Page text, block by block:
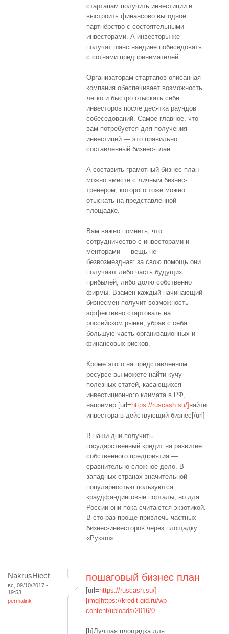
стартапам получить инвестиции и
выстроить финансово выгодное
партнёрство с состоятельными
инвесторами. А инвесторы же
получат шанс наедине побеседовать
с сотнями предпринимателей.
Организаторам стартапов описанная
компания обеспечивает возможность
легко и быстро отыскать себе
инвесторов после десятка раундов
собеседований. Самое главное, что
вам потребуется для получения
инвестиций — это правильно
составленный бизнес-план.
А составить грамотный бизнес план
можно вместе с личным бизнес-
тренером, которого тоже можно
отыскать на представленной
площадке.
Вам важно помнить, что
сотрудничество с инвесторами и
менторами — вещь не
безвозмездная: за свою помощь они
получают либо часть будущих
прибылей, либо долю собственно
фирмы. Взамен каждый начинающий
бизнесмен получит возможность
эффективно стартовать на
российском рынке, убрав с себя
большую часть организационных и
финансовых рисков.
Кроме этого на представленном
ресурсе вы можете найти кучу
полезных статей, касающихся
инвестиционного климата в РФ,
например [url= https://ruscash.su/] найти
инвестора в действующий бизнес[/url]
В наши дни получить
государственный кредит на развитие
собственного предприятия —
сравнительно сложное дело. В
западных странах значительной
популярностью пользуются
краудфандинговые порталы, но для
России они пока считаются экзотикой.
В сто раз проще привлечь частных
бизнес-инвесторов через площадку
«Рукэш».
NakrusHiect
вс, 09/10/2017 -
19:53
permalink
пошаговый бизнес план
[url= https://ruscash.su/]
[img]https://kredit-gid.ru/wp-
content/uploads/2016/0...
[b]Лучшая площадка для